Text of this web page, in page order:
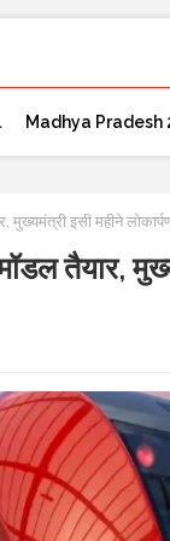
Madhya Pradesh
इसी महीने
तैयार,